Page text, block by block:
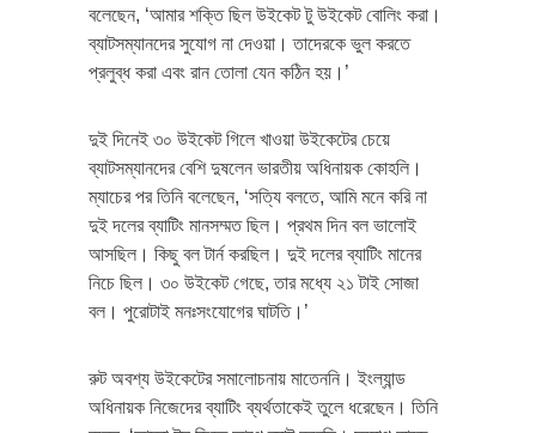
বলেছেন, ‘আমার শক্তি ছিল উইকেট টু উইকেট বোলিং করা।
ব্যাটসম্যানদের সুযোগ না দেওয়া। তাদেরকে ভুল করতে
প্রলুব্ধ করা এবং রান তোলা যেন কঠিন হয়।’
দুই দিনেই ৩০ উইকেট গিলে খাওয়া উইকেটের চেয়ে
ব্যাটসম্যানদের বেশি দুষলেন ভারতীয় অধিনায়ক কোহলি।
ম্যাচের পর তিনি বলেছেন, ‘সত্যি বলতে, আমি মনে করি না
দুই দলের ব্যাটিং মানসম্মত ছিল। প্রথম দিন বল ভালোই
আসছিল। কিছু বল টার্ন করছিল। দুই দলের ব্যাটিং মানের
নিচে ছিল। ৩০ উইকেট গেছে, তার মধ্যে ২১ টাই সোজা
বল। পুরোটাই মনঃসংযোগের ঘাটতি।’
রুট অবশ্য উইকেটের সমালোচনায় মাতেননি। ইংল্যান্ড
অধিনায়ক নিজেদের ব্যাটিং ব্যর্থতাকেই তুলে ধরেছেন। তিনি